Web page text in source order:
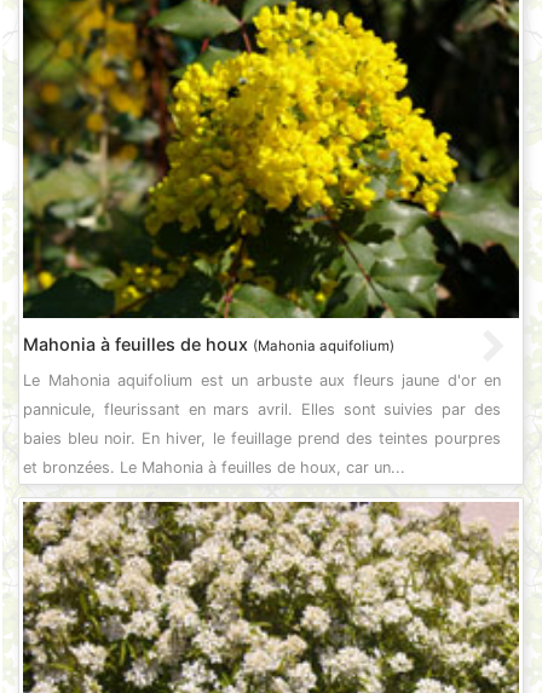
Mahonia à feuilles de houx (Mahonia aquifolium)
Le Mahonia aquifolium est un arbuste aux fleurs jaune d'or en
pannicule, fleurissant en mars avril. Elles sont suivies par des
baies bleu noir. En hiver, le feuillage prend des teintes pourpres
et bronzées. Le Mahonia à feuilles de houx, car un...